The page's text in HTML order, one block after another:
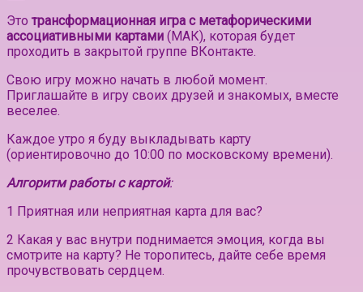
Это трансформационная игра с метафорическими
ассоциативными картами (МАК), которая будет
проходить в закрытой группе ВКонтакте.
Свою игру можно начать в любой момент.
Приглашайте в игру своих друзей и знакомых, вместе
веселее.
Каждое утро я буду выкладывать карту
(ориентировочно до 10:00 по московскому времени).
Алгоритм работы с картой:
1 Приятная или неприятная карта для вас?
2 Какая у вас внутри поднимается эмоция, когда вы
смотрите на карту? Не торопитесь, дайте себе время
прочувствовать сердцем.